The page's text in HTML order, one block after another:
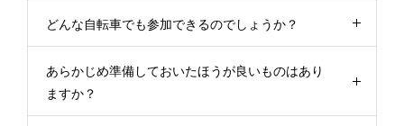
どんな自転車でも参加できるのでしょうか？
あらかじめ準備しておいたほうが良いものはあり
ますか？